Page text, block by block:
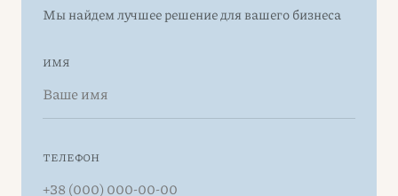
Мы найдем лучшее решение для вашего бизнеса
ИМЯ
ТЕЛЕФОН